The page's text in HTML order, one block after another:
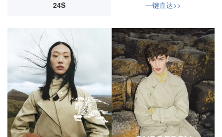
24S 一键直达>>